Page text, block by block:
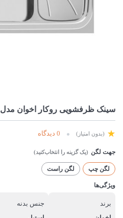
سینک ظرفشویی روکار اخوان مدل 25
(بدون امتیاز) 0 دیدگاه
جهت لگن
لگن چپ لگن راست
ویژگی‌ها
برند
جنس بدنه